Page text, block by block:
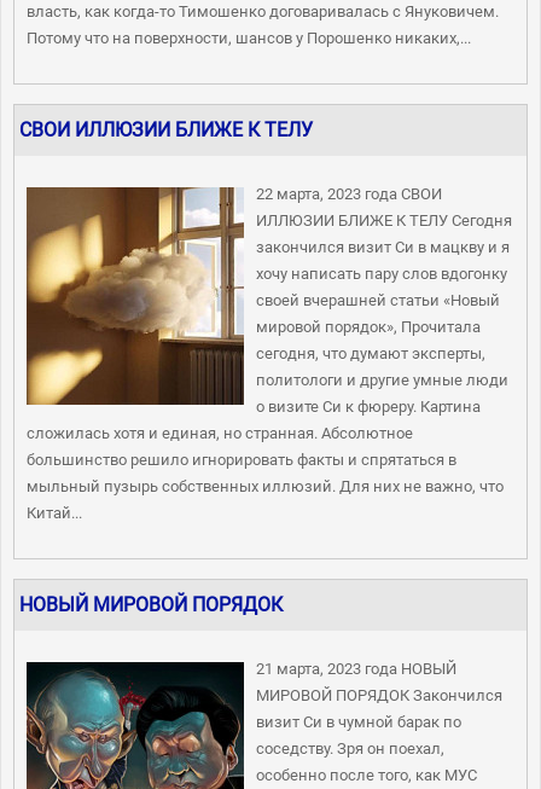
власть, как когда-то Тимошенко договаривалась с Януковичем.
Потому что на поверхности, шансов у Порошенко никаких,...
СВОИ ИЛЛЮЗИИ БЛИЖЕ К ТЕЛУ
22 марта, 2023 года СВОИ
ИЛЛЮЗИИ БЛИЖЕ К ТЕЛУ Сегодня
закончился визит Си в мацкву и я
хочу написать пару слов вдогонку
своей вчерашней статьи «Новый
мировой порядок», Прочитала
сегодня, что думают эксперты,
политологи и другие умные люди
о визите Си к фюреру. Картина
сложилась хотя и единая, но странная. Абсолютное
большинство решило игнорировать факты и спрятаться в
мыльный пузырь собственных иллюзий. Для них не важно, что
Китай...
НОВЫЙ МИРОВОЙ ПОРЯДОК
21 марта, 2023 года НОВЫЙ
МИРОВОЙ ПОРЯДОК Закончился
визит Си в чумной барак по
соседству. Зря он поехал,
особенно после того, как МУС